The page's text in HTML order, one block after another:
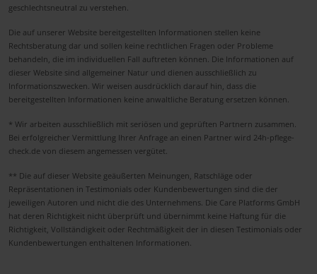
geschlechtsneutral zu verstehen.
Die auf unserer Website bereitgestellten Informationen stellen keine
Rechtsberatung dar und sollen keine rechtlichen Fragen oder Probleme
behandeln, die im individuellen Fall auftreten können. Die Informationen auf
dieser Website sind allgemeiner Natur und dienen ausschließlich zu
Informationszwecken. Wir weisen ausdrücklich darauf hin, dass die
bereitgestellten Informationen keine anwaltliche Beratung ersetzen können.
* Wir arbeiten ausschließlich mit seriösen und geprüften Partnern zusammen.
Bei erfolgreicher Vermittlung Ihrer Anfrage an einen Partner wird 24h-pflege-
check.de von diesem angemessen vergütet.
** Die auf dieser Website geäußerten Meinungen, Ratschläge oder
Repräsentationen in Testimonials oder Kundenbewertungen sind die der
jeweiligen Autoren und nicht die des Unternehmens. Die Care Platforms GmbH
hat deren Richtigkeit nicht überprüft und übernimmt keine Haftung für die
Richtigkeit, Vollständigkeit oder Rechtmäßigkeit der in diesen Testimonials oder
Kundenbewertungen enthaltenen Informationen.